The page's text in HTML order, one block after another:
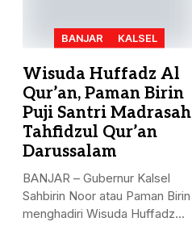
BANJAR KALSEL
Wisuda Huffadz Al
Qur’an, Paman Birin
Puji Santri Madrasah
Tahfidzul Qur’an
Darussalam
BANJAR – Gubernur Kalsel
Sahbirin Noor atau Paman Birin
menghadiri Wisuda Huffadz...